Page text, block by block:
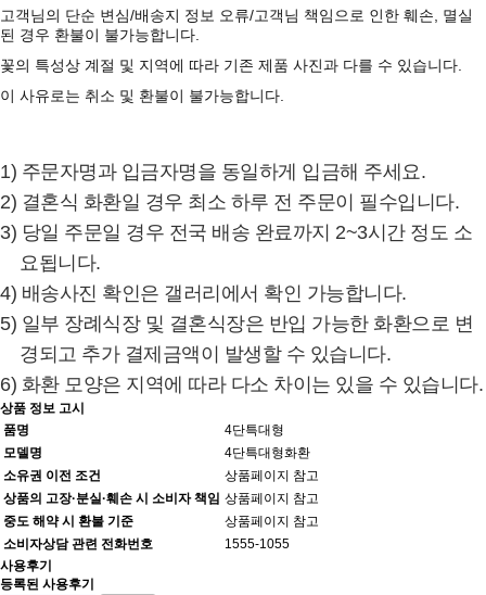
고객님의 단순 변심/배송지 정보 오류/고객님 책임으로 인한 훼손, 멸실
된 경우 환불이 불가능합니다.
꽃의 특성상 계절 및 지역에 따라 기존 제품 사진과 다를 수 있습니다.
이 사유로는 취소 및 환불이 불가능합니다.
1) 주문자명과 입금자명을 동일하게 입금해 주세요.
2) 결혼식 화환일 경우 최소 하루 전 주문이 필수입니다.
3) 당일 주문일 경우 전국 배송 완료까지 2~3시간 정도 소
요됩니다.
4) 배송사진 확인은 갤러리에서 확인 가능합니다.
5) 일부 장례식장 및 결혼식장은 반입 가능한 화환으로 변
경되고 추가 결제금액이 발생할 수 있습니다.
6) 화환 모양은 지역에 따라 다소 차이는 있을 수 있습니다.
상품 정보 고시
품명
4단특대형
모델명
4단특대형화환
소유권 이전 조건
상품페이지 참고
상품의 고장·분실·훼손 시 소비자 책임 상품페이지 참고
중도 해약 시 환불 기준
상품페이지 참고
소비자상담 관련 전화번호
1555-1055
사용후기
등록된 사용후기